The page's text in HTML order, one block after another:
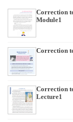
Correction
Module1
Correction
Correction
Lecture1